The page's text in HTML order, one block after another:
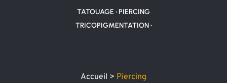
TATOUAGE • PIERCING
TRICOPIGMENTATION •
Accueil > Piercing